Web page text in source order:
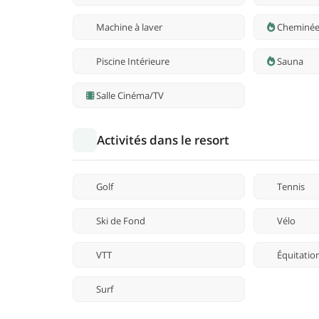
Machine à laver Cheminée
Piscine Intérieure Sauna
Salle Cinéma/TV
Activités dans le resort
Golf Tennis
Ski de Fond Vélo
VTT
Surf